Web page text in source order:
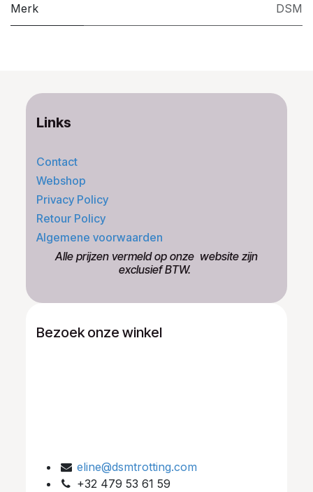
Merk DSM
Links
Contact
Webshop
Privacy Policy
Retour Policy
Algemene voorwaarden
​Alle prijzen vermeld op onze ​website zijn
exclusief BTW.
Bezoek onze winkel
eline@dsmtrotting.com
+32 479 53 61 59